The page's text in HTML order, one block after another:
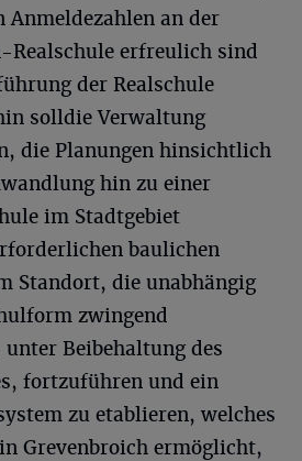
Anmeldezahlen an der
erfreulich sind
der Realschule
solldie Verwaltung
die Planungen hinsichtlich
hin zu einer
im Stadtgebiet
baulichen
Standort, die unabhängig
zwingend
Beibehaltung des
fortzuführen und ein
zu etablieren, welches
Grevenbroich ermöglicht,